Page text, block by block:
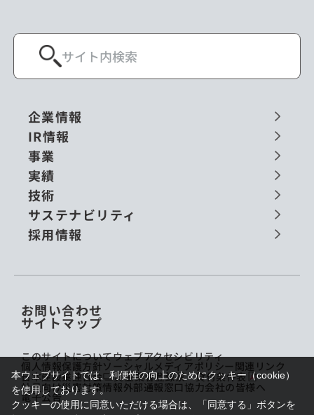
本ウェブサイトでは、利便性の向上のためにクッキー（cookie）
を使用しております。
クッキーの使用に同意いただける場合は、「同意する」ボタンを
企業情報
IR情報
事業
実績
技術
サステナビリティ
採用情報
お問い合わせ
サイトマップ
このサイトについてウェブアクセシビリティ
個人情報保護方針ソーシャルメディアポリシー 関連リンク
日本建設業連合会 貸金業者登録票・貸付条件表
社員向け災害対策情報外部通報窓口 協力会社の皆様へ
電子公告